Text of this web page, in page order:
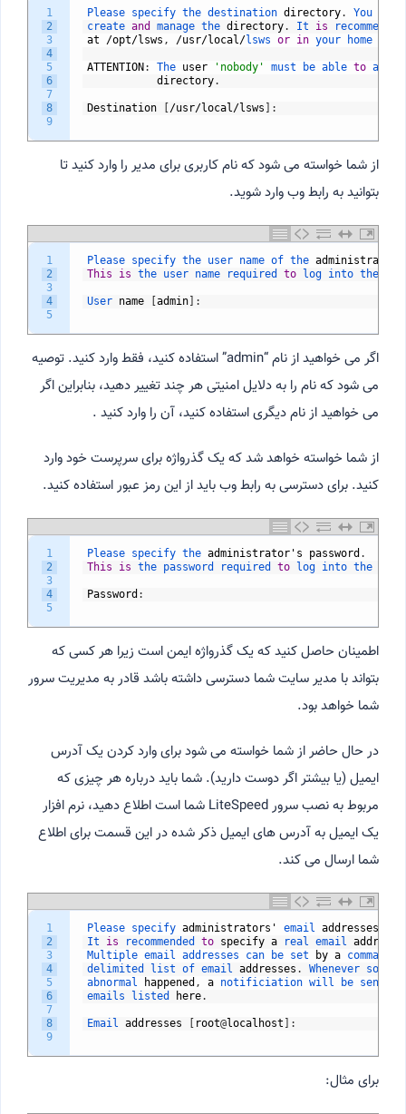
1
2
3
4
5
6
7
8
9
Please specify the destination directory. You
create and manage the directory. It is
at
/opt/lsws , /usr/local/lsws or in your home
ATTENTION: The user 'nobody' must be able to
directory.
Destination [/usr/local/lsws ] :
از شما خواسته می شود که نام کاربری برای مدیر را وارد کنید تا
بتوانید به رابط وب وارد شوید.
1
2
3
4
5
Please specify the user name of the administrator
This
is the user name required to log into the
User name [admin] :
اگر می خواهید از نام “admin” استفاده کنید، فقط وارد کنید. توصیه
می شود که نام را به دلایل امنیتی هر چند تغییر دهید، بنابراین اگر
می خواهید از نام دیگری استفاده کنید، آن را وارد کنید .
از شما خواسته خواهد شد که یک گذرواژه برای سرپرست خود وارد
کنید. برای دسترسی به رابط وب باید از این رمز عبور استفاده کنید.
1
2
3
4
5
Please specify the administrator ' s password .
This
is the password required to log into the
Password :
اطمینان حاصل کنید که یک گذرواژه ایمن است زیرا هر کسی که
بتواند با مدیر سایت شما دسترسی داشته باشد قادر به مدیریت سرور
شما خواهد بود.
در حال حاضر از شما خواسته می شود برای وارد کردن یک آدرس
ایمیل (یا بیشتر اگر دوست دارید). شما باید درباره هر چیزی که
مربوط به نصب سرور LiteSpeed شما است اطلاع دهید، نرم افزار
یک ایمیل به آدرس های ایمیل ذکر شده در این قسمت برای اطلاع
شما ارسال می کند.
1
2
3
4
5
6
7
8
9
Please specify administrators ' email addresses
It is recommended to specify a real email address
Multiple email addresses can be set by a comma
delimited list of email addresses . Whenever
abnormal
happened , a notificiation will be sent
emails listed here.
Email addresses [ root@localhost ] :
برای مثال: